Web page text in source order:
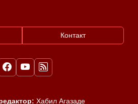
Контакт
Хабил Агазаде